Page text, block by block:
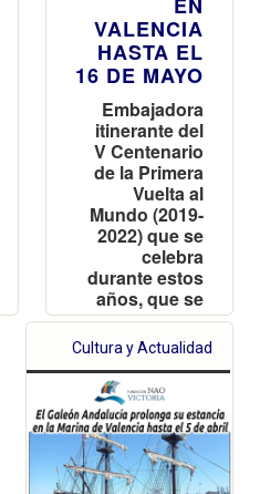
durante estos
años, que se
encuentra
realizando
una gira por
varios
puertos de
España
EL GALEÓN
ANDALUCÍA
PROLONGA
SU ESTANCIA
EN LA
MARINA DE